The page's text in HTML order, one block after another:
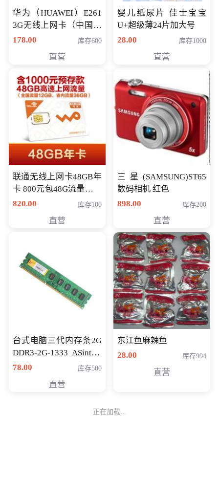
华为（HUAWEI）E261
3G无线上网卡（中国联
通）
178.00 库存600
直营
婴儿纸尿片 佳士宝宝
U+超级薄24片加大号
28.00
库存1000
直营
联通无线上网卡48GB年
卡 800元包48G流量，其
中全国流量12G，省内
820.00 库存100
直营
三星(SAMSUNG)ST65
数码相机 红色
898.00
库存200
直营
台式电脑三代内存条2G
DDR3-2G-1333 ASint昱
联品牌
78.00 库存500
直营
东江鱼麻辣鱼
28.00
库存994
直营
正在加载...